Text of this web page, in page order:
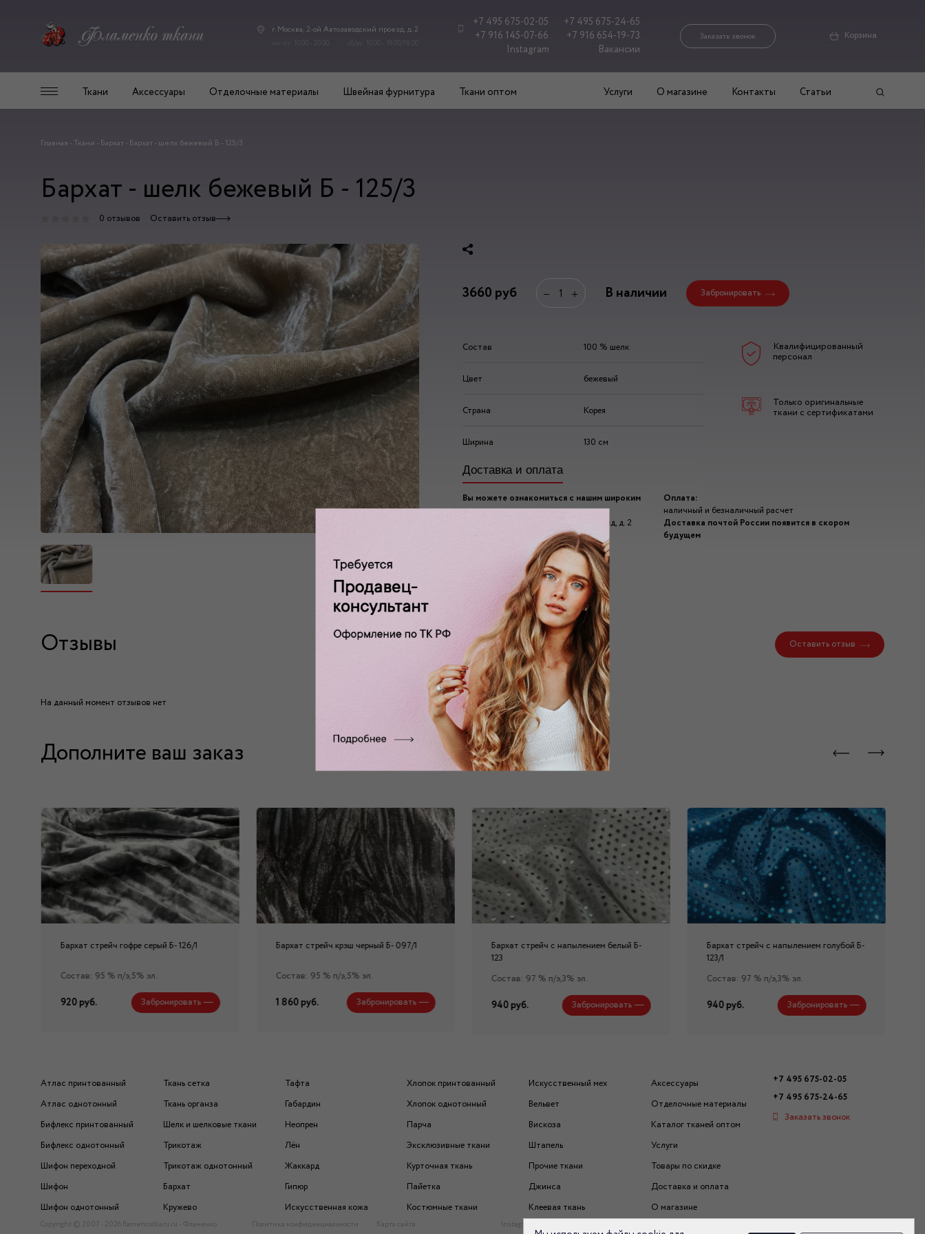
г. Москва, 2-ой Автозаводский проезд, д. 2
+7 495 675-02-05
+7 495 675-24-65
+7 916 145-07-66
+7 916 654-19-73
Instagram
Вакансии
Заказать звонок Корзина
Ткани Аксессуары Отделочные материалы Швейная фурнитура Ткани оптом Услуги О магазине Контакты Статьи
Главная - Ткани - Бархат- Бархат - шелк бежевый Б - 125/3
Бархат - шелк бежевый Б - 125/3
0 отзывов Оставить отзыв
3660 руб − + В наличии Забронировать
Состав 100 % шелк
Цвет бежевый
Страна Корея
Ширина 130 см
Квалифицированный
персонал
Только оригинальные
ткани с сертификатами
Доставка и оплата
Вы можете ознакомиться с нашим широким
ассортиментом по адресу:
г. Москва, 2-ой Автозаводский проезд, д. 2
пн-пт: 10.00 - 20.00
сб/вс: 10.00 - 19.00/18.00
Оплата:
наличный и безналичный расчет
Доставка почтой России появится в скором
будущем
Отзывы Оставить отзыв
На данный момент отзывов нет
Дополните ваш заказ
Бархат стрейч гофре серый Б- 126/1
Состав: 95 % п/э,5% эл.
920 руб. Забронировать
Бархат стрейч крэш черный Б- 097/1
Состав: 95 % п/э,5% эл.
1 860 руб. Забронировать
Бархат стрейч с напылением белый Б-
123
Состав: 97 % п/э,3% эл.
940 руб. Забронировать
Бархат стрейч с напылением голубой Б-
123/1
Состав: 97 % п/э,3% эл.
940 руб. Забронировать
Атлас принтованный
Атлас однотонный
Бифлекс принтованный
Бифлекс однотонный
Шифон переходной
Шифон
Шифон однотонный
Ткань сетка
Ткань органза
Шелк и шелковые ткани
Трикотаж
Трикотаж однотонный
Бархат
Кружево
Тафта
Габардин
Неопрен
Лён
Жаккард
Гипюр
Искусственная кожа
Хлопок принтованный
Хлопок однотонный
Парча
Эксклюзивные ткани
Курточная ткань
Пайетка
Костюмные ткани
Искусственный мех
Вельвет
Вискоза
Штапель
Прочие ткани
Джинса
Клеевая ткань
Аксессуары
Отделочные материалы
Каталог тканей оптом
Услуги
Товары по скидке
Доставка и оплата
О магазине
+7 495 675-02-05
+7 495 675-24-65
Заказать звонок
Copyright © 2007 - 2026 flamencotkani.ru - Фламенко Политика конфиденциальности Карта сайта Instagram